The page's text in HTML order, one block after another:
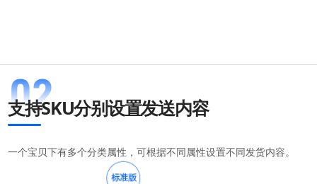
支持SKU分别设置发送内容
一个宝贝下有多个分类属性，可根据不同属性设置不同发货内容。